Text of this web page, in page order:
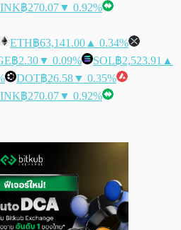
฿270.07▼ 0.92%
ETH฿63,141.00 ▲ 0.34%
฿2.30▼ 0.09% SOL฿2,523.91 ▲
DOT฿26.58▼ 0.35%
฿270.07▼ 0.92%